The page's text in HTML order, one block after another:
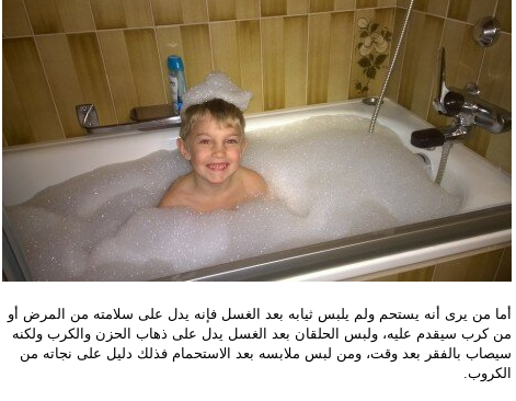
أما من يرى أنه يستحم ولم يلبس ثيابه بعد الغسل فإنه يدل على سلامته من المرض أو
من كرب سيقدم عليه، ولبس الحلقان بعد الغسل يدل على ذهاب الحزن والكرب ولكنه
سيصاب بالفقر بعد وقت، ومن لبس ملابسه بعد الاستحمام فذلك دليل على نجاته من
الكروب.